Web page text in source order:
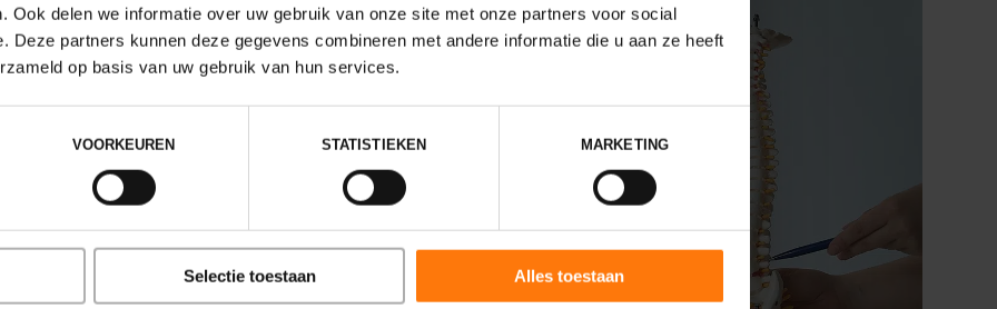
Ook delen we informatie over uw gebruik van onze site met onze partners voor social
Deze partners kunnen deze gegevens combineren met andere informatie die u aan ze heeft
op basis van uw gebruik van hun services.
VOORKEUREN STATISTIEKEN MARKETING
Selectie toestaan Alles toestaan
verminderen. Om
te
behandeltechnieken.